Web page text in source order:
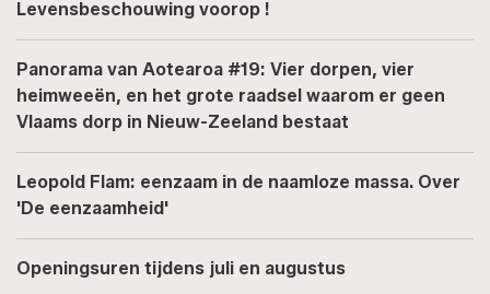
Levensbeschouwing voorop !
Panorama van Aotearoa #19: Vier dorpen, vier
heimweeën, en het grote raadsel waarom er geen
Vlaams dorp in Nieuw-Zeeland bestaat
Leopold Flam: eenzaam in de naamloze massa. Over
'De eenzaamheid'
Openingsuren tijdens juli en augustus